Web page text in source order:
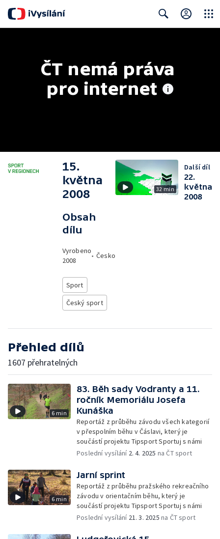
ČT nemá práva
pro internet
15.
května
2008
Obsah
dílu
Vyrobeno
2008
• Česko
Sport
Český sport
32 min
Další díl
22.
května
2008
Přehled dílů
1607 přehratelných
6 min
83. Běh sady Vodranty a 11.
ročník Memoriálu Josefa
Kunáška
Reportáž z průběhu závodu všech kategorií
v přespolním běhu v Čáslavi, který je
součástí projektu Tipsport Sportuj s námi
Poslední vysílání 2. 4. 2025 na ČT sport
6 min
Jarní sprint
Reportáž z průběhu pražského rekreačního
závodu v orientačním běhu, který je
součástí projektu Tipsport Sportuj s námi
Poslední vysílání 21. 3. 2025 na ČT sport